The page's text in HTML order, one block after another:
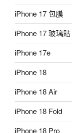
iPhone 17 包膜
iPhone 17 玻璃貼
iPhone 17e
iPhone 18
iPhone 18 Air
iPhone 18 Fold
iPhone 18 Pro